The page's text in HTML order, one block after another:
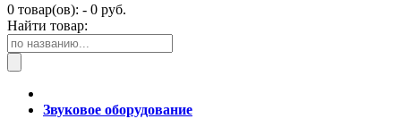
0 товар(ов): - 0 руб.
Найти товар:
Звуковое оборудование